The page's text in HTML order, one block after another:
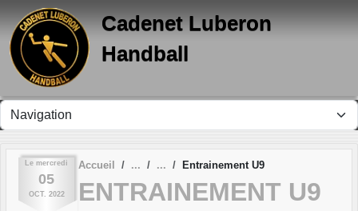
Cadenet Luberon
Handball
Le mercredi
05
OCT. 2022
Accueil Entrainement U9
ENTRAINEMENT U9
Panneau de gestion des cookies